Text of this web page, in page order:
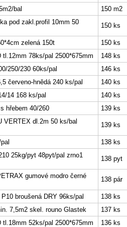
bal 150 m2
pod zakl.profil 10mm 50
150 ks
zelená 150t 150 ks
tl.12mm 78ks/pal 2500*675mm 148 ks
250/230 60ks/pal 146 ks
červeno-hnědá 240 ks/pal 140 ks
14 168 ks/pal 140 ks
hřebem 40/260 139 ks
VERTEX dl.2m 50 ks/bal
139 ks
138 ks
25kg/pyt 48pyt/pal zrno1
138 pyt
gumové modro černé
138 pár
broušená DRY 96ks/pal 138 ks
7,5m2 skel. rouno Glastek 137 ks
tl.18mm 52ks/pal 2500*675mm 136 ks